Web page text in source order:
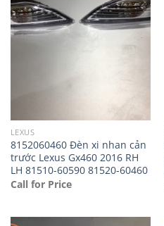
LEXUS
8152060460 Đèn xi nhan cản
trước Lexus Gx460 2016 RH
LH 81510-60590 81520-60460
Call for Price